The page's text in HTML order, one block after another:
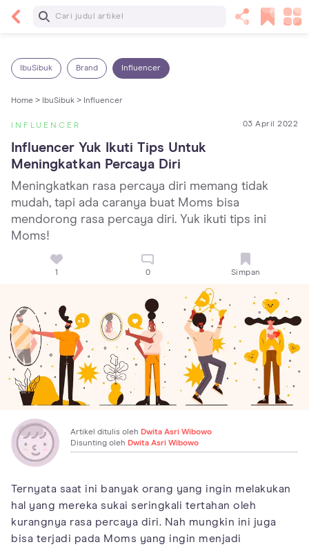
Baca Selanjutnya
IbuSibuk Brand Influencer
Home > IbuSibuk > Influencer
INFLUENCER 03 April 2022
Influencer Yuk Ikuti Tips Untuk
Meningkatkan Percaya Diri
Meningkatkan rasa percaya diri memang tidak
mudah, tapi ada caranya buat Moms bisa
mendorong rasa percaya diri. Yuk ikuti tips ini
Moms!
1 0 Simpan
Artikel ditulis oleh Dwita Asri Wibowo
Disunting oleh Dwita Asri Wibowo
Ternyata saat ini banyak orang yang ingin melakukan
hal yang mereka sukai seringkali tertahan oleh
kurangnya rasa percaya diri. Nah mungkin ini juga
bisa terjadi pada Moms yang ingin menjadi